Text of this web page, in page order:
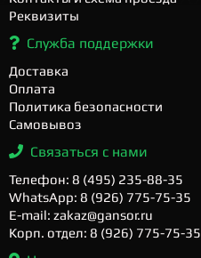
Реквизиты
Служба поддержки
Доставка
Оплата
Политика безопасности
Самовывоз
Связаться с нами
Телефон: 8 (495) 235-88-35
WhatsApp: 8 (926) 775-75-35
E-mail: zakaz@gansor.ru
Корп. отдел: 8 (926) 775-75-35